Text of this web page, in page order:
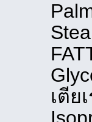
เตีย